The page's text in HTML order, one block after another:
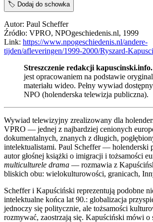
🏷️ Dodaj do schowka
Autor: Paul Scheffer
Źródło: VPRO, NPOgeschiedenis.nl, 1999
Link: https://www.npogeschiedenis.nl/andere-
tijden/afleveringen/1999-2000/Ryszard-
Streszczenie redakcji kapuscinski.info.
jest opracowaniem na podstawie
materiału wideo. Pełny wywiad
NPO (holenderska telewizja publiczna).
Wywiad telewizyjny zrealizowany dla
VPRO — jednej z najbardziej cenionych
dokumentalnych, znanych z długich,
intelektualistami. Paul Scheffer — holenderski
autor głośnej książki o imigracji i tożsamości
multiculturele drama — rozmawia z
bliskich obu: wielokulturowości, granicach,
Scheffer i Kapuściński reprezentują podobne
intelektualne końca lat 90.: globalizacja
jednoczy się politycznie, ale tożsamości
rozmywać, zaostrzają się. Kapuściński mówi o